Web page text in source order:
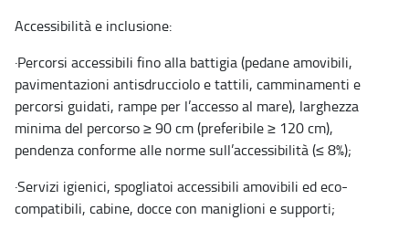
Accessibilità e inclusione:
·Percorsi accessibili fino alla battigia (pedane amovibili,
pavimentazioni antisdrucciolo e tattili, camminamenti e
percorsi guidati, rampe per l’accesso al mare), larghezza
minima del percorso ≥ 90 cm (preferibile ≥ 120 cm),
pendenza conforme alle norme sull’accessibilità (≤ 8%);
·Servizi igienici, spogliatoi accessibili amovibili ed eco-
compatibili, cabine, docce con maniglioni e supporti;